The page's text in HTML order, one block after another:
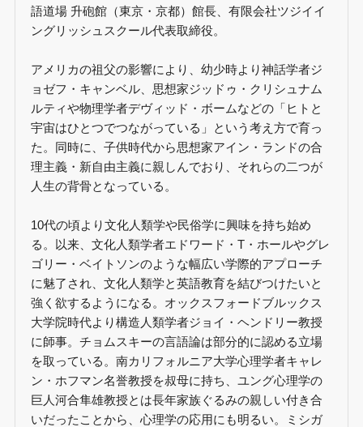
語道場 升砲館（東京・京都）館長、有限会社ツジイイ
ングリッシュスクール代表取締役。
アメリカの祖父の影響により、幼少時より神話学者ジ
ョゼフ・キャンベル、思想家ジッドゥ・クリシュナム
ルティや物理学者デヴィッド・ボームなどの「ヒトと
宇宙はひとつでつながっている」という考え方で育っ
た。同時に、子供時代から思想家アイン・ランドの合
理主義・新自由主義に親しんでおり、それらの二つが
人生の背骨となっている。
10代の頃より文化人類学や民俗学に興味を持ち始め
る。以来、文化人類学者エドワード・T・ホールやグレ
ゴリー・ベイトソンのような幅広い学際的アプローチ
に魅了され、文化人類学と英語教育を結びつけたいと
強く欲するようになる。オックスフォードブルックス
大学院時代より構造人類学者ジョイ・ヘンドリー教授
に師事。チョムスキーの言語論は部分的に認める立場
を取っている。南カリフォルニア大学心理学者キャレ
ン・ホフマン名誉教授を叔母に持ち、ユング心理学の
巨人河合隼雄教授とは長年家族ぐるみの親しい付き合
いだったことから、心理学の応用にも明るい。ミシガ